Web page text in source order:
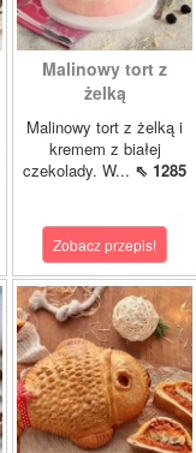
Malinowy tort z
żelką
Malinowy tort z żelką i
kremem z białej
czekolady. W... ⇖ 1285
Zobacz przepis!